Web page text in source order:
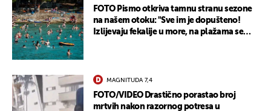
FOTO Pismo otkriva tamnu stranu sezone
na našem otoku: "Sve im je dopušteno!
Izlijevaju fekalije u more, na plažama se
MAGNITUDA 7,4
FOTO/VIDEO Drastično porastao broj
mrtvih nakon razornog potresa u